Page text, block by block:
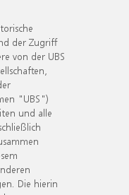
der Zugriff
von der UBS
"UBS")
und alle
Die hierin